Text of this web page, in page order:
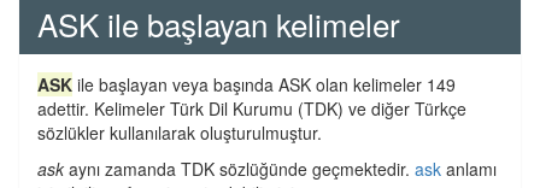
ASK ile başlayan kelimeler
ASK ile başlayan veya başında ASK olan kelimeler 149
adettir. Kelimeler Türk Dil Kurumu (TDK) ve diğer Türkçe
sözlükler kullanılarak oluşturulmuştur.
ask aynı zamanda TDK sözlüğünde geçmektedir. ask anlamı